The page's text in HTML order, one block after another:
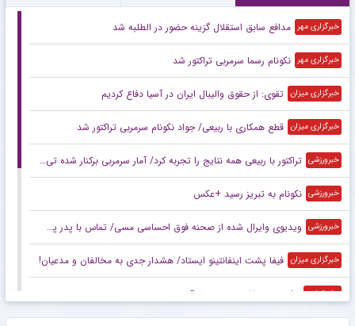
خبرگزاری مهر مدافع سابق استقلال گزینه حضور در الطلبه شد
خبرگزاری مهر نکونام رسما سرمربی تراکتور شد
خبرگزاری میزان تقوی: از حقوق والیبال ایران در آسیا دفاع کردیم
خبرگزاری میزان قطع همکاری با ربیعی/ جواد نکونام سرمربی تراکتور شد
خبرورزشی تراکتور با ربیعی همه نتایج را تجربه کرد/ آمار سرمربی برکنار شده تی‌تی‌ها
خبرورزشی نکونام به تبریز رسید +عکس
خبرورزشی ویدیوی وایرال شده از صحنه فوق احساسی مسی/ تماس با پدر پس از اولین قهرمانی ملی!
خبرگزاری میزان فیفا پشت اینفانتینو ایستاد/ هشدار جدی به مخالفان و مدعیان!
مشرق نیوز پشت پرده تغییر سرمربی تراکتور